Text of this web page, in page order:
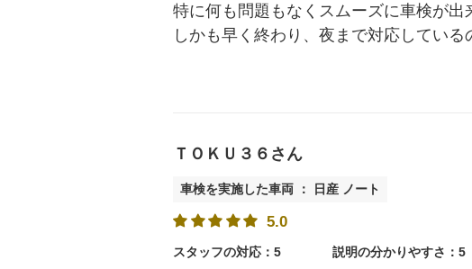
特に何も問題もなくスムーズに車検が出
しかも早く終わり、夜まで対応している
ＴＯＫＵ３６さん
車検を実施した車両 ： 日産 ノート
5.0
スタッフの対応：5 説明の分かりやすさ：5